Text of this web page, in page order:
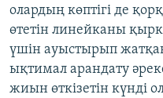
олардың көптігі де
өтетін линейканы
үшін ауыстырып
ықтимал арандату
жиын өткізетін күнді